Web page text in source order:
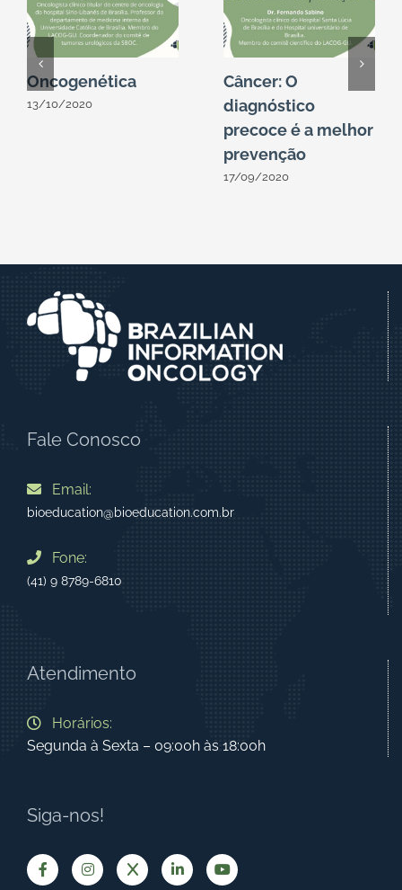
Oncogenética
13/10/2020
Câncer: O
diagnóstico
precoce é a melhor
prevenção
17/09/2020
Fale Conosco
Email:
bioeducation@bioeducation.com.br
Fone:
(41) 9 8789-6810
Atendimento
Horários:
Segunda à Sexta – 09:00h às 18:00h
Siga-nos!